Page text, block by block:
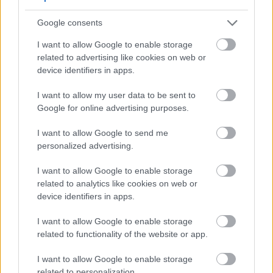
Google consents
I want to allow Google to enable storage
related to advertising like cookies on web or
device identifiers in apps.
I want to allow my user data to be sent to
Google for online advertising purposes.
I want to allow Google to send me
personalized advertising.
I want to allow Google to enable storage
related to analytics like cookies on web or
device identifiers in apps.
I want to allow Google to enable storage
related to functionality of the website or app.
I want to allow Google to enable storage
Zəncəfilin xərçəngin qarşısının alınması üçün
faydaları ilə bağlı tədqiqatlar artmaqdadır. İlkin
tədqiqatlar göstərir ki, zəncəfil kolorektal və
mədəaltı vəzi kimi müəyyən xərçəng növləri ilə
mübarizə aparmağa kömək edə bilər. Onun
faydaların açarıdır.
Bir çox insan sağlamlıq səbəbləri ilə zəncəfil
pəhrizinə əlavə etmək istəyir. Zəncəfilin xərçəngin
qarşısının alınmasındakı rolu haqqında danışmaq
sağlamlıq faydalarının əl-ələ verdiyini göstərir və
daha çox tədqiqata təşviq edir.
Zəncəfil ilə immun sistemi